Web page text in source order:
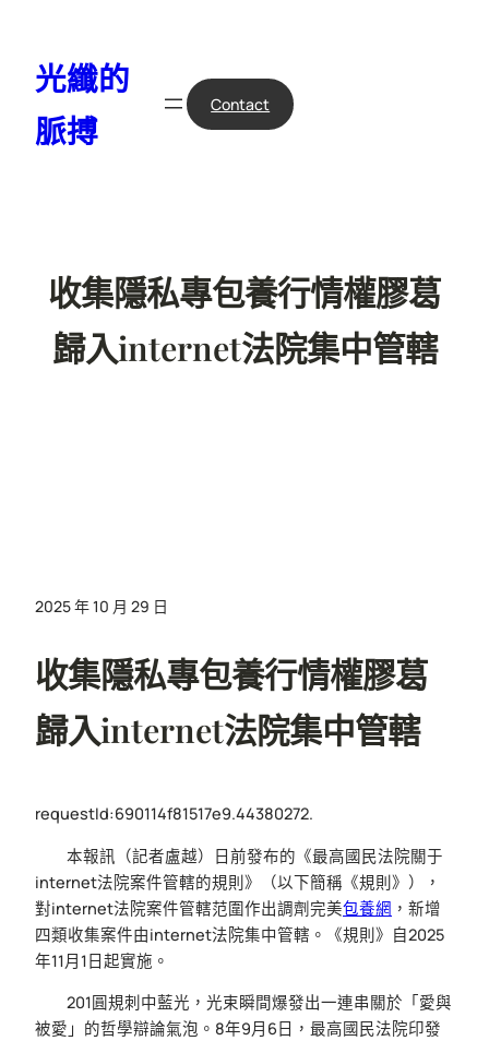
光纖的
脈搏
Contact
收集隱私專包養行情權膠葛
歸入internet法院集中管轄
2025 年 10 月 29 日
收集隱私專包養行情權膠葛
歸入internet法院集中管轄
requestId:690114f81517e9.44380272.
本報訊（記者盧越）日前發布的《最高國民法院關于
internet法院案件管轄的規則》（以下簡稱《規則》），
對internet法院案件管轄范圍作出調劑完美包養網 ，新增
四類收集案件由internet法院集中管轄。《規則》自2025
年11月1日起實施。
201圓規刺中藍光，光束瞬間爆發出一連串關於「愛與
被愛」的哲學辯論氣泡。8年9月6日，最高國民法院印發